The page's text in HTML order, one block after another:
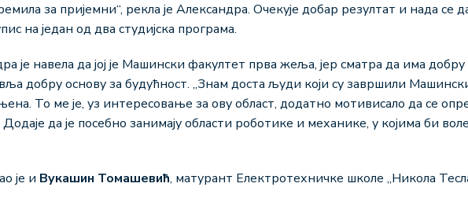
за пријемни“, рекла је Александра. Очекује добар резултат и нада се
на један од два студијска програма.
је навела да јој је Машински факултет прва жеља, јер сматра да има
добру основу за будућност. „Знам доста људи који су завршили
То ме је, уз интересовање за ову област, додатно мотивисало да се
да је посебно занимају области роботике и механике, у којима би
је и Вукашин Томашевић, матурант Електротехничке школе „Никола